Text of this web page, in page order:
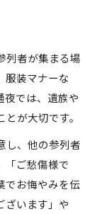
列者が集まる場
服装マナーな
夜では、遺族や
が大切です。
し、他の参列者
「ご愁傷様で
でお悔やみを伝
ざいます」や